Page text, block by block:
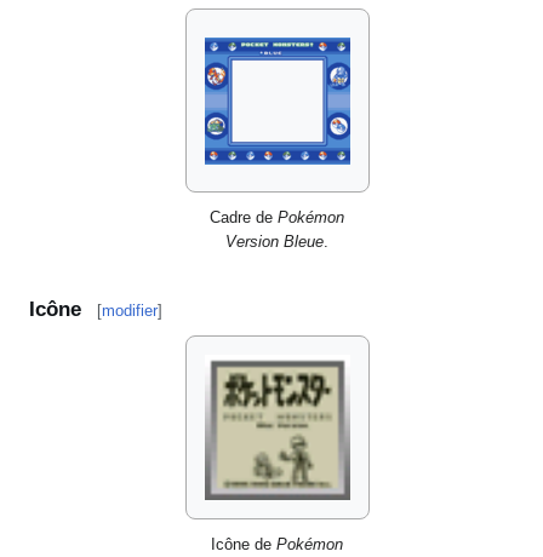
Cadre de Pokémon
Version Bleue.
Icône [modifier]
Icône de Pokémon